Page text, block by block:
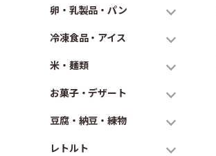
卵・乳製品・パン
冷凍食品・アイス
米・麺類
お菓子・デザート
豆腐・納豆・練物
レトルト